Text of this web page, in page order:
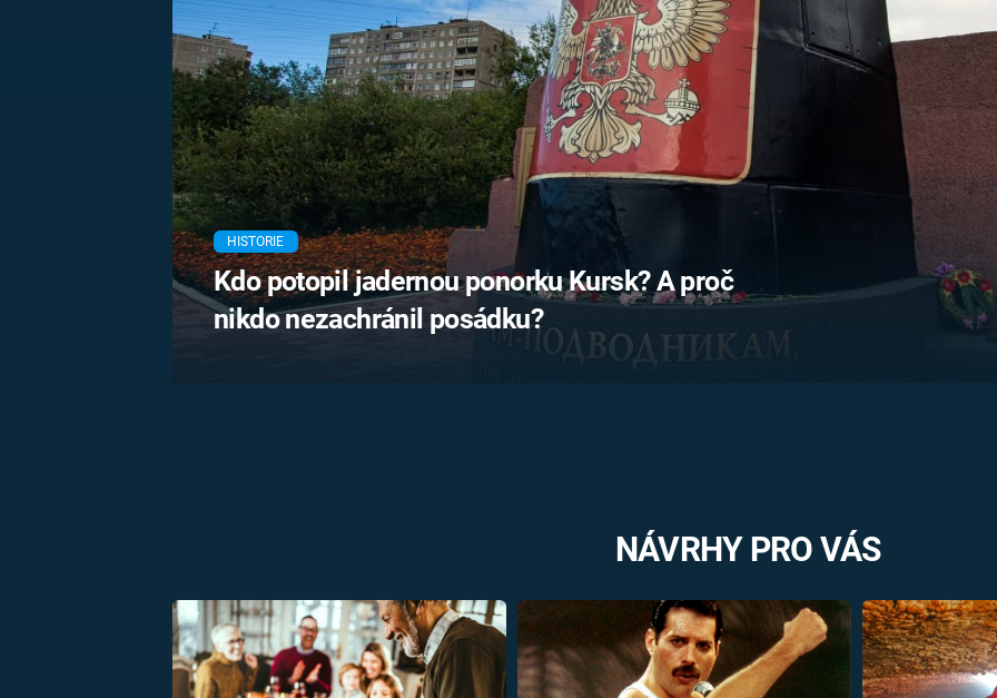
PRVNÍ SVĚTOVÁ
BONAPARTE
BRITSKÁ
KRÁLOVSKÁ
RODINA
UTAJENÉ PŘÍBĚHY
ČESKÝCH DĚJIN
ALTERNATIVNÍ
HISTORIE
REALITA
OPTICKÉ
KLAMY
HISTORIE
Kdo potopil jadernou ponorku Kursk? A proč
nikdo nezachránil posádku?
NÁVRHY PRO VÁS